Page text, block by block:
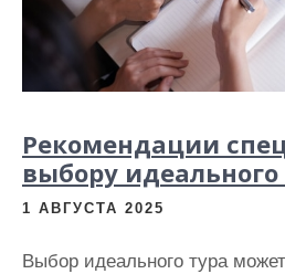
Рекомендации
выбору идеального
1 АВГУСТА 2025
Выбор идеального тура